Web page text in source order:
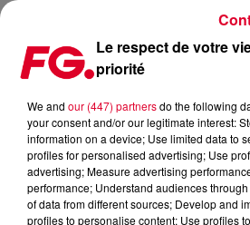
JORIS DELACROIX RENTRE AU REX
Publié : 21 février 2019 à 10h45 par
Le respect de votre
priorité
We and our (447) partnersdo the following
your consent and/or our legitimate interest:
information on a device; Use limited data to
profiles for personalised advertising; Use
advertising; Measure advertising
performance; Understand audiences
of data from different sources; Develop and
profiles to personalise content; Use profiles